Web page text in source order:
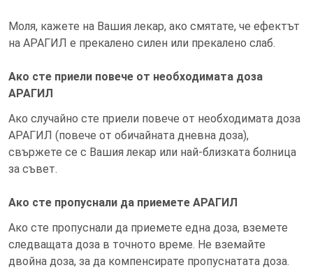
Моля, кажете на Вашия лекар, ако смятате, че ефектът
на АРАГИЛ е прекалено силен или прекалено слаб.
Ако сте приели повече от необходимата доза
АРАГИЛ
Ако случайно сте приели повече от необходимата доза
АРАГИЛ (повече от обичайната дневна доза),
свържете се с Вашия лекар или най-близката болница
за съвет.
Ако сте пропуснали да приемете АРАГИЛ
Ако сте пропуснали да приемете една доза, вземете
следващата доза в точното време. Не вземайте
двойна доза, за да компенсирате пропуснатата доза.